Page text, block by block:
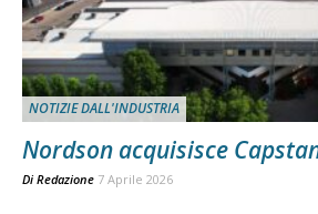
NOTIZIE DALL'INDUSTRIA
Nordson acquisisce
Di Redazione 7 Aprile 2026